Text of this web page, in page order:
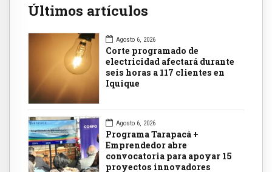
Últimos artículos
Agosto 6, 2026
Corte programado de
electricidad afectará durante
seis horas a 117 clientes en
Iquique
Agosto 6, 2026
Programa Tarapacá +
Emprendedor abre
convocatoria para apoyar 15
proyectos innovadores